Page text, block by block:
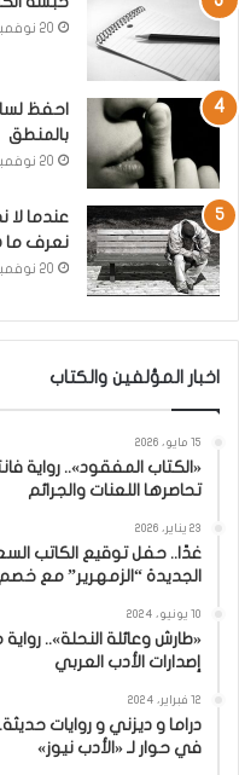
20 نوفمبر، 2018
احفظ
بالمنطق
20 نوفمبر، 2018
عندما لا
نعرف ما
20 نوفمبر، 2018
اخبار المؤلفين والكتاب
15 مايو، 2026
«الكتاب المفقود».. رواية
تحاصرها اللعنات والجرائم
23 يناير، 2026
غدًا.. حفل توقيع الكاتب
الجديدة “الزمهرير” مع خصم 50٪ على جميع الإصدارات
10 يونيو، 2024
«طارش وعائلة النحلة»..
إصدارات الأدب العربي
12 فبراير، 2024
دراما و ديزني و روايات
في حوار لـ «الأدب نيوز»